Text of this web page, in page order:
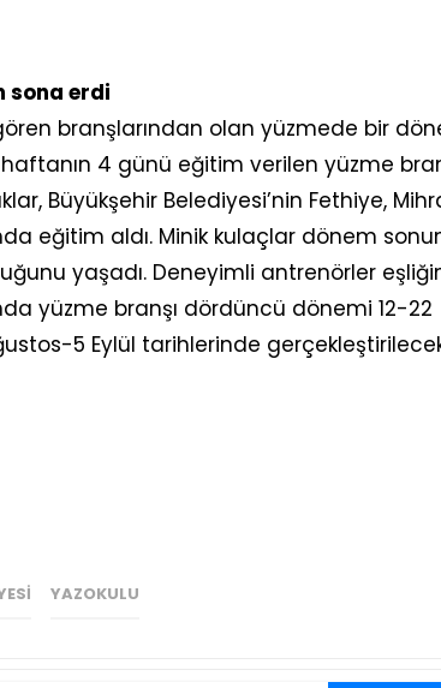
sona erdi
branşlarından olan yüzmede bir
4 günü eğitim verilen yüzme
Büyükşehir Belediyesi’nin Fethiye,
eğitim aldı. Minik kulaçlar dönem
yaşadı. Deneyimli antrenörler
yüzme branşı dördüncü dönemi 12-22
5 Eylül tarihlerinde
YAZOKULU